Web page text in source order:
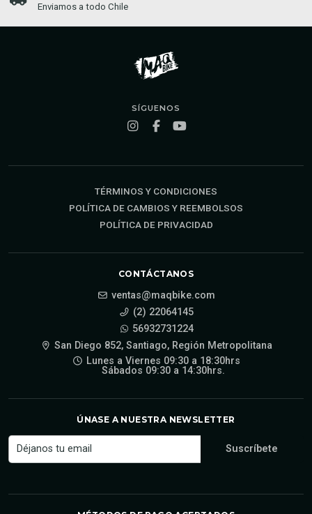
Enviamos a todo Chile
SÍGUENOS
TÉRMINOS Y CONDICIONES
POLÍTICA DE CAMBIOS Y REEMBOLSOS
POLÍTICA DE PRIVACIDAD
CONTÁCTANOS
ventas@maqbike.com
(2) 22064145
56932731224
San Diego 852, Santiago, Región Metropolitana
Lunes a Viernes 09:30 a 18:30hrs
Sábados 09:30 a 14:30hrs.
ÚNASE A NUESTRA NEWSLETTER